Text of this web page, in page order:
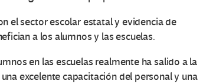
el sector escolar estatal y evidencia de
a los alumnos y las escuelas.
en las escuelas realmente ha salido a la
excelente capacitación del personal y una